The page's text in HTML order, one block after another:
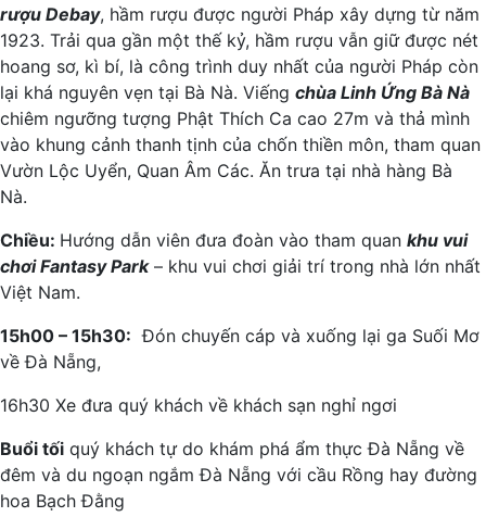
rượu Debay, hầm rượu được người Pháp xây dựng từ năm
1923. Trải qua gần một thế kỷ, hầm rượu vẫn giữ được nét
hoang sơ, kì bí, là công trình duy nhất của người Pháp còn
lại khá nguyên vẹn tại Bà Nà. Viếng chùa Linh Ứng Bà Nà
chiêm ngưỡng tượng Phật Thích Ca cao 27m và thả mình
vào khung cảnh thanh tịnh của chốn thiền môn, tham quan
Vườn Lộc Uyển, Quan Âm Các. Ăn trưa tại nhà hàng Bà
Nà.
Chiều: Hướng dẫn viên đưa đoàn vào tham quan khu vui
chơi Fantasy Park– khu vui chơi giải trí trong nhà lớn nhất
Việt Nam.
15h00 – 15h30: Đón chuyến cáp và xuống lại ga Suối Mơ
về Đà Nẵng,
16h30 Xe đưa quý khách về khách sạn nghỉ ngơi
Buổi tối quý khách tự do khám phá ẩm thực Đà Nẵng về
đêm và du ngoạn ngắm Đà Nẵng với cầu Rồng hay đường
hoa Bạch Đằng